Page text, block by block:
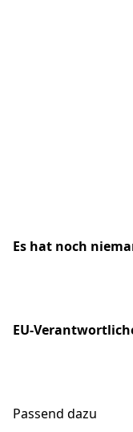
Es hat noch
EU-
Passend dazu